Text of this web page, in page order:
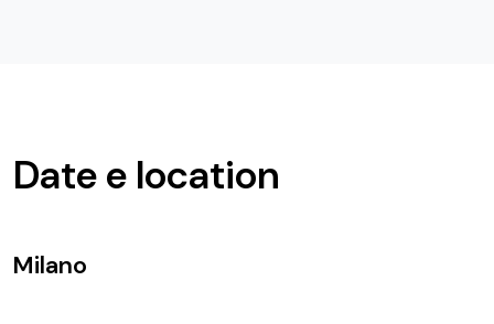
Date e location
Milano